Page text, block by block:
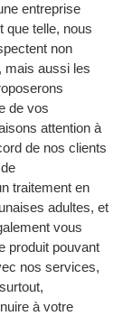
entreprise
que telle, nous
non
mais aussi les
de vos
attention à
de nos clients
traitement en
adultes, et
vous
produit pouvant
nos services,
à votre